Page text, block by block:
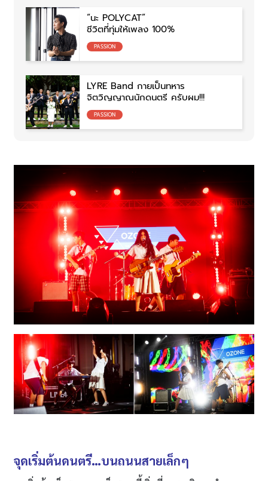
“นะ POLYCAT”
ชีวิตที่ทุ่มให้เพลง 100%
PASSION
LYRE Band กายเป็นทหาร
จิตวิญญาณนักดนตรี ครับผม!!!
PASSION
จุดเริ่มต้นดนตรี…บนถนนสายเล็กๆ